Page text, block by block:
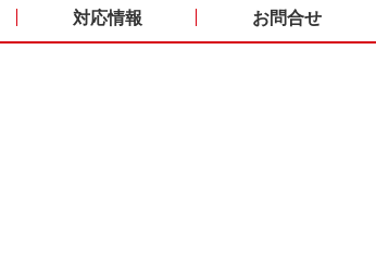
対応情報 お問合せ